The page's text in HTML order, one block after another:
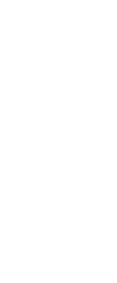
Štyridsaťročný Džeko
Schalke predĺžil
portál, ktorý sa
informácie zo
na dennej báze
góly, zaujímavosti a